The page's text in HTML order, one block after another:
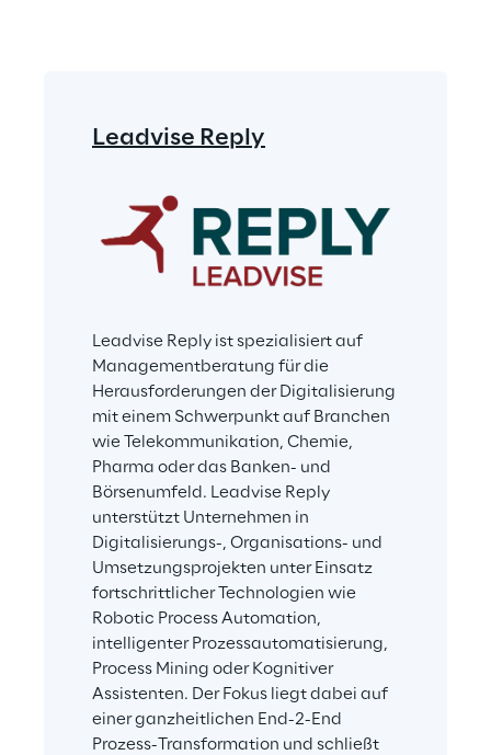
Leadvise Reply
Leadvise Reply ist spezialisiert auf
Managementberatung für die
Herausforderungen der Digitalisierung
mit einem Schwerpunkt auf Branchen
wie Telekommunikation, Chemie,
Pharma oder das Banken- und
Börsenumfeld. Leadvise Reply
unterstützt Unternehmen in
Digitalisierungs-, Organisations- und
Umsetzungsprojekten unter Einsatz
fortschrittlicher Technologien wie
Robotic Process Automation,
intelligenter Prozessautomatisierung,
Process Mining oder Kognitiver
Assistenten. Der Fokus liegt dabei auf
einer ganzheitlichen End-2-End
Prozess-Transformation und schließt